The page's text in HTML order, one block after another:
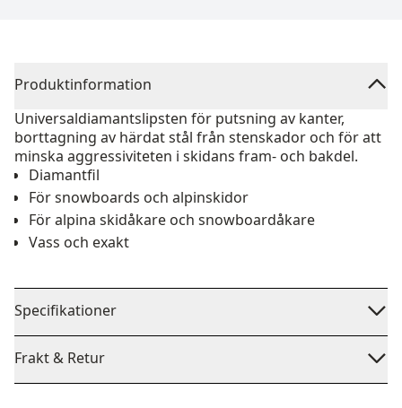
Produktinformation
Universaldiamantslipsten för putsning av kanter,
borttagning av härdat stål från stenskador och för att
minska aggressiviteten i skidans fram- och bakdel.
Diamantfil
För snowboards och alpinskidor
För alpina skidåkare och snowboardåkare
Vass och exakt
Specifikationer
Frakt & Retur